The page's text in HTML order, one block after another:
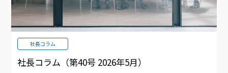
社長コラム
社長コラム（第40号 2026年5月）